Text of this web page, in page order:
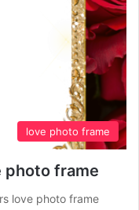
love photo frame
photo frame
love photo frame